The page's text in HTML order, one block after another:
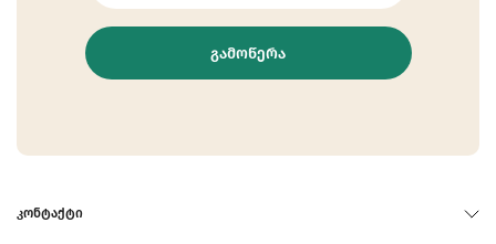
ᲒᲐᲛᲝᲬᲔᲠᲐ
ᲙᲝᲜᲢᲐᲥᲢᲘ